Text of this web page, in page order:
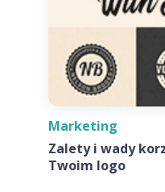
Marketing
Zalety i wady
Twoim logo